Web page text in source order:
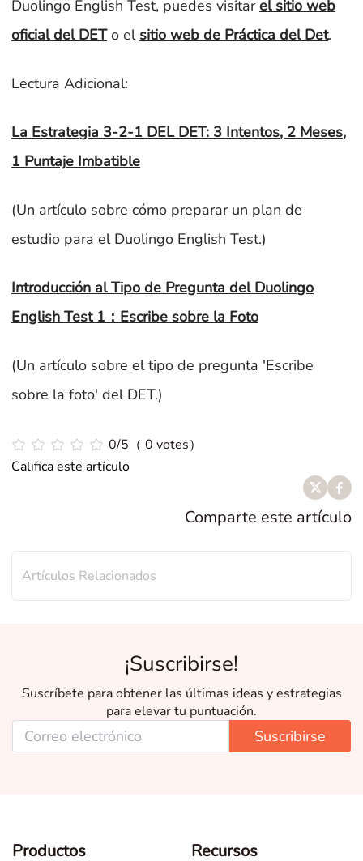
Duolingo English Test, puedes visitarel sitio web
oficial del DETo el sitio web de Práctica del Det.
Lectura Adicional:
La Estrategia 3-2-1 DEL DET: 3 Intentos, 2 Meses,
1 Puntaje Imbatible
(Un artículo sobre cómo preparar un plan de
estudio para el Duolingo English Test.)
Introducción al Tipo de Pregunta del Duolingo
English Test 1：Escribe sobre la Foto
(Un artículo sobre el tipo de pregunta 'Escribe
sobre la foto' del DET.)
0/5（ 0 votes）
Califica este artículo
Comparte este artículo
Artículos Relacionados
¡Suscribirse!
Suscríbete para obtener las últimas ideas y estrategias
para elevar tu puntuación.
Suscribirse
Productos Recursos